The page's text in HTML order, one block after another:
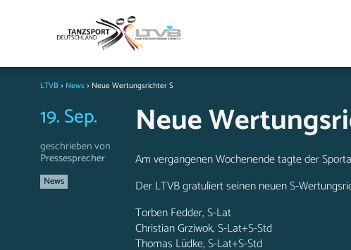
LTVB> News> Neue Wertungsrichter S
19. Sep.
geschrieben von
Pressesprecher
News
Neue
Am vergangenen Wochenende tagte der
Der LTVB gratuliert seinen neuen S-
Torben Fedder, S-Lat
Christian Grziwok, S-Lat+S-Std
Thomas Lüdke, S-Lat+S-Std